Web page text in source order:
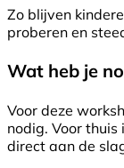
Zo blijven
proberen en
Wat heb je
Voor deze
nodig. Voor
direct aan de